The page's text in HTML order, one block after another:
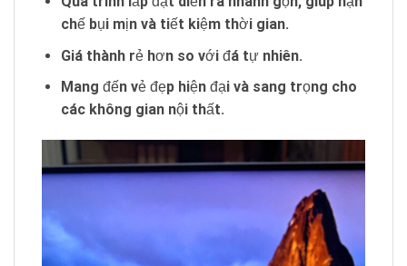
chế bụi mịn và tiết kiệm thời gian.
Giá thành rẻ hơn so với đá tự nhiên.
Mang đến vẻ đẹp hiện đại và sang trọng cho
các không gian nội thất.